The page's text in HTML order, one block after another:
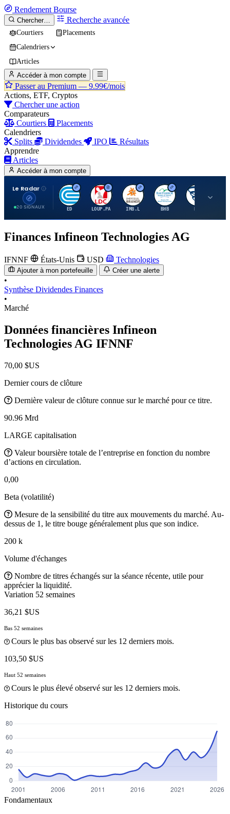
Rendement Bourse
Chercher… Recherche avancée
Courtiers
Placements
Calendriers
Articles
Accéder à mon compte
Passer au Premium — 9.99€/mois
Actions, ETF, Cryptos
Chercher une action
Comparateurs
Courtiers
Placements
Calendriers
Splits
Dividendes IPO
Résultats
Apprendre
Articles
Accéder à mon compte
Le Radar
20 SIGNAUX
C
ED
L
LOUP.PA
I
IMB.L
B
BHB
B
Finances Infineon Technologies AG
IFNNF États-Unis USD Technologies
Ajouter à mon portefeuille Créer une alerte
•
Synthèse Dividendes Finances
•
Marché
Données financières Infineon
Technologies AG IFNNF
70,00 $US
Dernier cours de clôture
Dernière valeur de clôture connue sur le marché pour ce titre.
90.96 Mrd
LARGE capitalisation
Valeur boursière totale de l’entreprise en fonction du nombre
d’actions en circulation.
0,00
Beta (volatilité)
Mesure de la sensibilité du titre aux mouvements du marché. Au-
dessus de 1, le titre bouge généralement plus que son indice.
200 k
Volume d'échanges
Nombre de titres échangés sur la séance récente, utile pour
apprécier la liquidité.
Variation 52 semaines
36,21 $US
Bas 52 semaines
Cours le plus bas observé sur les 12 derniers mois.
103,50 $US
Haut 52 semaines
Cours le plus élevé observé sur les 12 derniers mois.
Historique du cours
Fondamentaux